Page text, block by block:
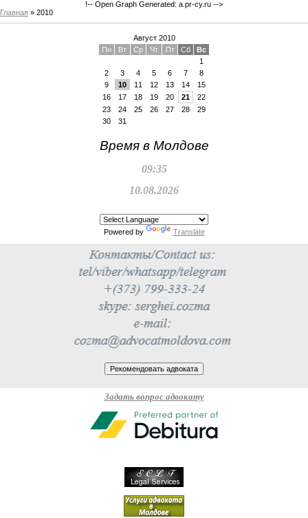
!-- Open Graph Generated: a.pr-cy.ru -->
Главная » 2010
Август 2010
Пн
Вт Ср Чт Пт Сб
Вс
1
2
3 4 5 6 7
8
9
10 11 12 13 14
15
16
17 18 19 20 21
22
23
24 25 26 27 28
29
30
31
Время в Молдове
09:35
10.08.2026
Powered by Translate
Задать вопрос адвокату